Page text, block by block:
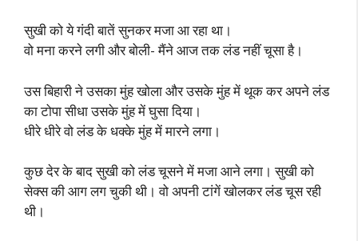
सुखी को ये गंदी बातें सुनकर मजा आ रहा था।
वो मना करने लगी और बोली- मैंने आज तक लंड नहीं चूसा है।
उस बिहारी ने उसका मुंह खोला और उसके मुंह में थूक कर अपने लंड
का टोपा सीधा उसके मुंह में घुसा दिया।
धीरे धीरे वो लंड के धक्के मुंह में मारने लगा।
कुछ देर के बाद सुखी को लंड चूसने में मजा आने लगा। सुखी को
सेक्स की आग लग चुकी थी। वो अपनी टांगें खोलकर लंड चूस रही
थी।